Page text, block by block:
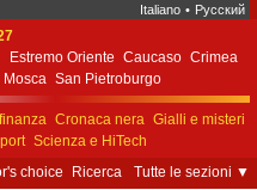
Italiano • Русский
Estremo Oriente Caucaso Crimea
Mosca San Pietroburgo
Simferopol
Sebastopoli
Cronaca nera Gialli e misteri
Scienza e HiTech
Europea
choice Ricerca Tutte le sezioni ▼